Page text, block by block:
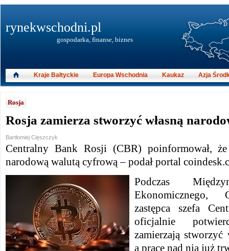
Rosja
Rosja zamierza stworzyć własną
Bartłomiej Cięszczyk
Centralny Bank Rosji (CBR) poinformował,
narodową walutą cyfrową – podał portal
Podczas
Ekonomicznego,
zastępca szefa
oficjalnie
zamierzają stworzyć
a prace nad nią już
rynekwschodni.pl
gospodarka, finanse, biznes
Kraje Bałtyckie Europa Wschodnia Kaukaz Azja